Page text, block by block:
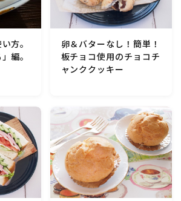
ウィン・クリスマス・雛祭り・子
存食・発酵食品
方。
編。
卵＆バターなし！簡単！
板チョコ使用のチョコチ
ャンククッキー